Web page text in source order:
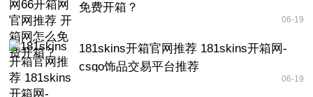
免费开箱？
06-19
181skins开箱官网推荐 181skins开箱网-
csgo饰品交易平台推荐
06-19